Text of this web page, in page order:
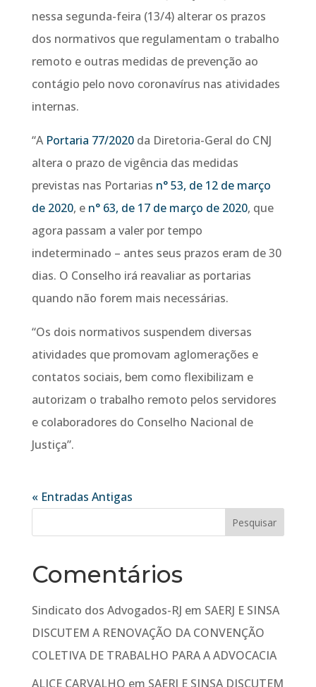
nessa segunda-feira (13/4) alterar os prazos
dos normativos que regulamentam o trabalho
remoto e outras medidas de prevenção ao
contágio pelo novo coronavírus nas atividades
internas.
“A Portaria 77/2020da Diretoria-Geral do CNJ
altera o prazo de vigência das medidas
previstas nas Portarias n° 53, de 12 de março
de 2020, e n° 63, de 17 de março de 2020, que
agora passam a valer por tempo
indeterminado – antes seus prazos eram de 30
dias. O Conselho irá reavaliar as portarias
quando não forem mais necessárias.
“Os dois normativos suspendem diversas
atividades que promovam aglomerações e
contatos sociais, bem como flexibilizam e
autorizam o trabalho remoto pelos servidores
e colaboradores do Conselho Nacional de
Justiça”.
« Entradas Antigas
Comentários
Sindicato dos Advogados-RJ em SAERJ E SINSA
DISCUTEM A RENOVAÇÃO DA CONVENÇÃO
COLETIVA DE TRABALHO PARA A ADVOCACIA
ALICE CARVALHO em SAERJ E SINSA DISCUTEM